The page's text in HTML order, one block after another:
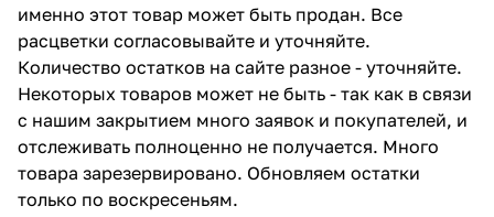
именно этот товар может быть продан. Все
расцветки согласовывайте и уточняйте.
Количество остатков на сайте разное - уточняйте.
Некоторых товаров может не быть - так как в связи
с нашим закрытием много заявок и покупателей, и
отслеживать полноценно не получается. Много
товара зарезервировано. Обновляем остатки
только по воскресеньям.